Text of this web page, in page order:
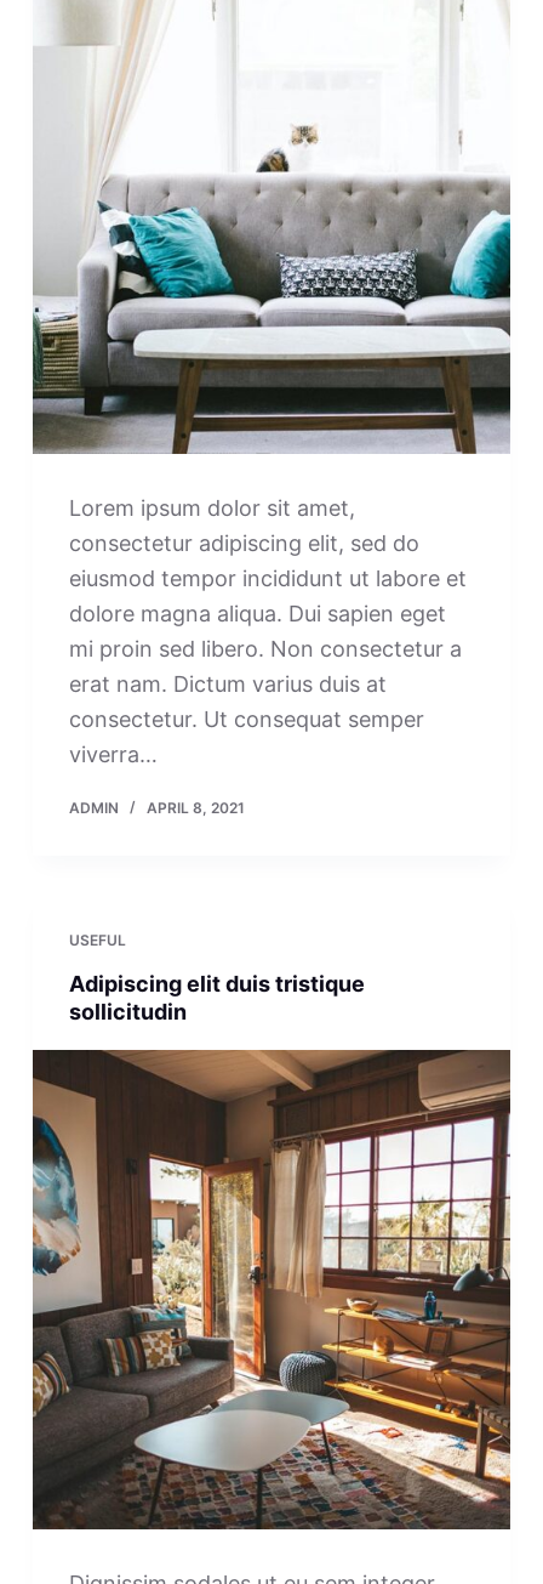
Lorem ipsum dolor sit amet,
consectetur adipiscing elit, sed do
eiusmod tempor incididunt ut labore et
dolore magna aliqua. Dui sapien eget
mi proin sed libero. Non consectetur a
erat nam. Dictum varius duis at
consectetur. Ut consequat semper
viverra…
ADMIN APRIL 8, 2021
USEFUL
Adipiscing elit duis tristique
sollicitudin